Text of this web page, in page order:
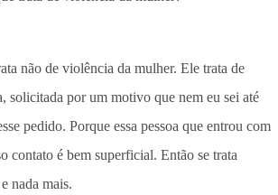
não de violência da mulher. Ele trata de
solicitada por um motivo que nem eu sei até
pedido. Porque essa pessoa que entrou com
contato é bem superficial. Então se trata
nada mais.